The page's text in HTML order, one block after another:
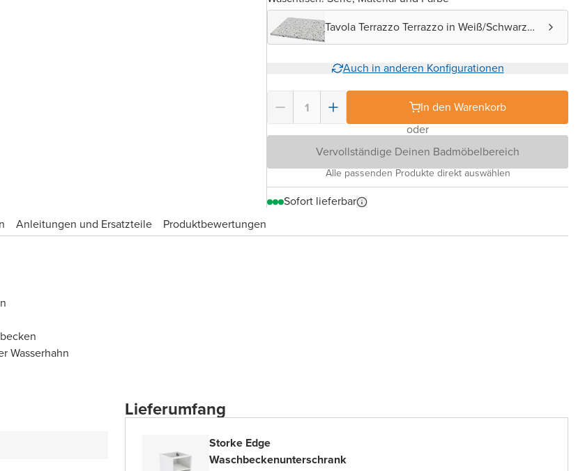
Tavola Terrazzo Terrazzo in Weiß/Schwarz
Auch in anderen Konfigurationen
In den Warenkorb
oder
Vervollständige Deinen Badmöbelbereich
Alle passenden Produkte direkt auswählen
Sofort lieferbar
Anleitungen und Ersatzteile Produktbewertungen
Wasserhahn
Lieferumfang
Storke Edge
Waschbeckenunterschrank